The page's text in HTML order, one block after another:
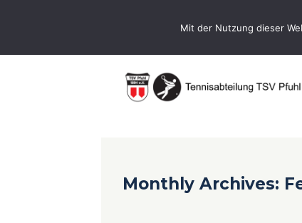
Monthly Archives:
Mit der Nutzung dieser